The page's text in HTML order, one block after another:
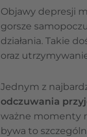
Objawy depresji
gorsze
działania. Takie
oraz
Jednym z
odczuwania
ważne momenty
bywa to